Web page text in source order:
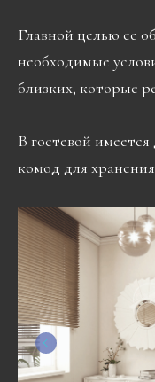
Главной целью ее
необходимые
близких, которые
В гостевой
комод для